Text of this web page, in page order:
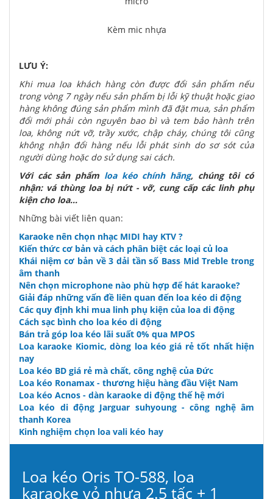
Kèm mic nhựa
LƯU Ý:
Khi mua loa khách hàng còn được đổi sản phẩm nếu
trong vòng 7 ngày nếu sản phẩm bị lỗi kỹ thuật hoặc giao
hàng không đúng sản phẩm mình đã đặt mua, sản phẩm
đổi mới phải còn nguyên bao bì và tem bảo hành trên
loa, không nứt vỡ, trầy xước, chập cháy, chúng tôi cũng
không nhận đổi hàng nếu lỗi phát sinh do sơ sót của
người dùng hoặc do sử dụng sai cách.
Với các sản phẩm loa kéo chính hãng, chúng tôi có
nhận: vá thùng loa bị nứt - vỡ, cung cấp các linh phụ
kiện cho loa...
Những bài viết liên quan:
Karaoke nên chọn nhạc MIDI hay KTV ?
Kiến thức cơ bản và cách phân biệt các loại củ loa
Khái niệm cơ bản về 3 dải tần số Bass Mid Treble trong
âm thanh
Nên chọn microphone nào phù hợp để hát karaoke?
Giải đáp những vấn đề liên quan đến loa kéo di động
Các quy định khi mua linh phụ kiện của loa di động
Cách sạc bình cho loa kéo di động
Bán trả góp loa kéo lãi suất 0% qua MPOS
Loa karaoke Kiomic, dòng loa kéo giá rẻ tốt nhất hiện
nay
Loa kéo BD giá rẻ mà chất, công nghệ của Đức
Loa kéo Ronamax - thương hiệu hàng đầu Việt Nam
Loa kéo Acnos - dàn karaoke di động thế hệ mới
Loa kéo di động Jarguar suhyoung - công nghệ âm
thanh Korea
Kinh nghiệm chọn loa vali kéo hay
Loa kéo Oris TO-588, loa
karaoke vỏ nhựa 2.5 tấc + 1